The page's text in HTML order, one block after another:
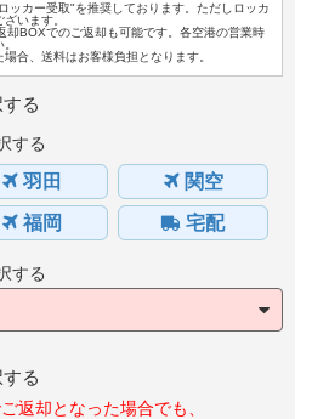
ッカー受取"を推奨しております。ただしロッカ
います。
BOXでのご返却も可能です。各空港の営業時
合、送料はお客様負担となります。
る
する
羽田
関空
福岡 宅配
する
る
返却となった場合でも、